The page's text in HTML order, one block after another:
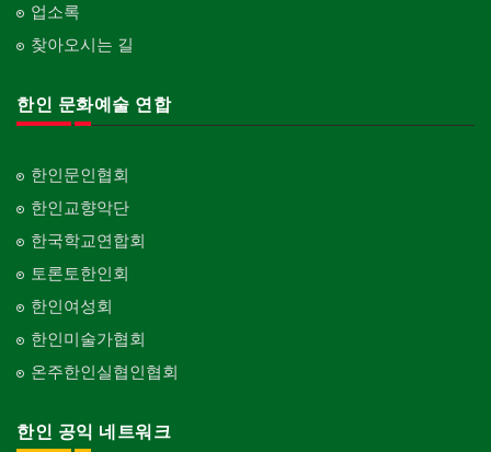
업소록
찾아오시는 길
한인 문화예술 연합
한인문인협회
한인교향악단
한국학교연합회
토론토한인회
한인여성회
한인미술가협회
온주한인실협인협회
한인 공익 네트워크